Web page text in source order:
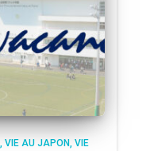
VIE AU JAPON VIE